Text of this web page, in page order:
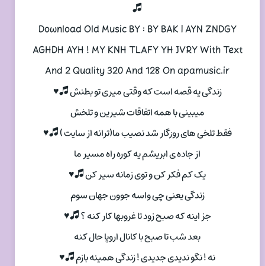
🎜
Download Old Music BY : BY BAK | AYN ZNDGY
AGHDH AYH ! MY KNH TLAFY YH JVRY With Text
And 2 Quality 320 And 128 On apamusic.ir
زندگی یه قصه است که وقتی میری تو بطنش 🎜♥
میبینی با همه اتفاقات شیرین و تلخش
فقط تلخی های روزگار شد نصیب ما(ترانه از سایت ) 🎜♥
از جاده ی ابریشم یه کوره راه مسیر ما
یک کم فکر کن و توی زمانه سیر کن 🎜♥
زندگی یعنی چی واسه جوون جهان سوم
جز اینه که صبح زود تا غروبها کار کنه ؟ 🎜♥
بعد شب تا صبح با کانال اروپا حال کنه
نه ! نگو ندیدی جدیدی ! زندگی همینه بازم 🎜♥